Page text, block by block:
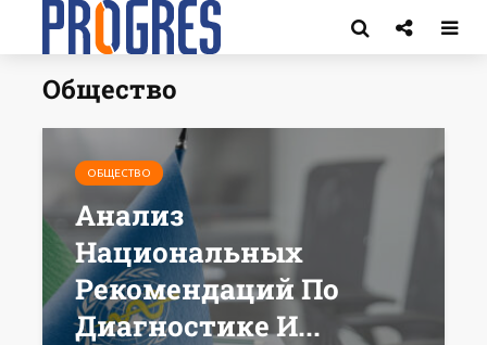
Общество
ОБЩЕСТВО
Анализ
Национальных
Рекомендаций По
Диагностике И...